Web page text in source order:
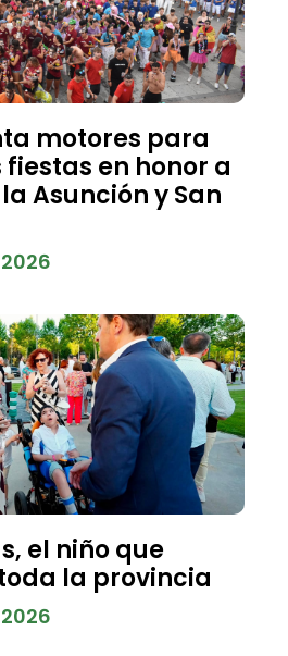
motores para
en honor a
Asunción y San
el niño que
la provincia